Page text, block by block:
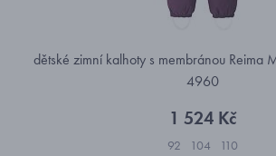
dětské zimní kalhoty s membránou Reima
4960
1 524 Kč
92 104 110